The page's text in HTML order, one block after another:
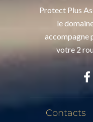
Protect Plus
le
accompagne
votre 2
Contacts